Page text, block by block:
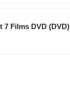
7 Films DVD (DVD)